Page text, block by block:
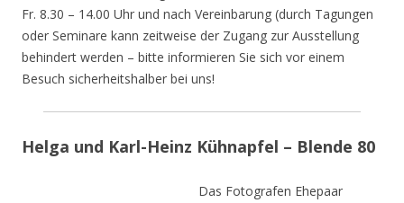
Fr. 8.30 – 14.00 Uhr und nach Vereinbarung (durch Tagungen
oder Seminare kann zeitweise der Zugang zur Ausstellung
behindert werden – bitte informieren Sie sich vor einem
Besuch sicherheitshalber bei uns!
Helga und Karl-Heinz Kühnapfel – Blende 80
Das Fotografen Ehepaar